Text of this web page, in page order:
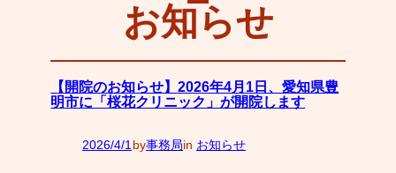
お知らせ
【開院のお知らせ】2026年4月1日、愛知県豊
明市に「桜花クリニック」が開院します
2026/4/1 by事務局in お知らせ